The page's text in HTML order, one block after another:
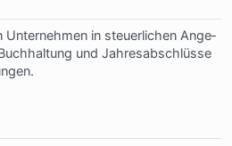
Un­ter­neh­men in steu­er­li­chen An­ge­
und Jah­res­ab­schlüs­se